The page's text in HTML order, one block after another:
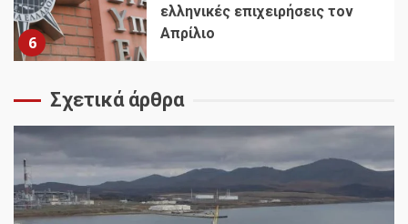
6
ελληνικές επιχειρήσεις τον
Απρίλιο
Σχετικά άρθρα